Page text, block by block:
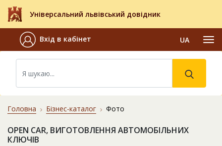
Універсальний львівський довідник
Вхід в кабінет UA
Головна Бізнес-каталог Фото
OPEN CAR, ВИГОТОВЛЕННЯ АВТОМОБІЛЬНИХ
КЛЮЧІВ